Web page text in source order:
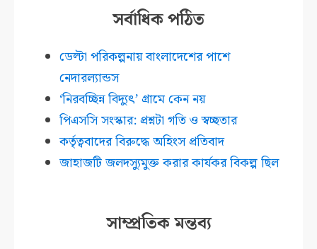
সর্বাধিক পঠিত
ডেল্টা পরিকল্পনায় বাংলাদেশের পাশে
নেদারল্যান্ডস
‘নিরবচ্ছিন্ন বিদ্যুৎ’ গ্রামে কেন নয়
পিএসসি সংস্কার: প্রশ্নটা গতি ও স্বচ্ছতার
কর্তৃত্ববাদের বিরুদ্ধে অহিংস প্রতিবাদ
জাহাজটি জলদস্যুমুক্ত করার কার্যকর বিকল্প ছিল
সাম্প্রতিক মন্তব্য